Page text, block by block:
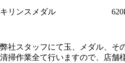
キリンスメダル
弊社スタッフにて玉、メダル、
清掃作業全て行いますので、店舗